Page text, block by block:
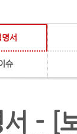
서
슈
- [